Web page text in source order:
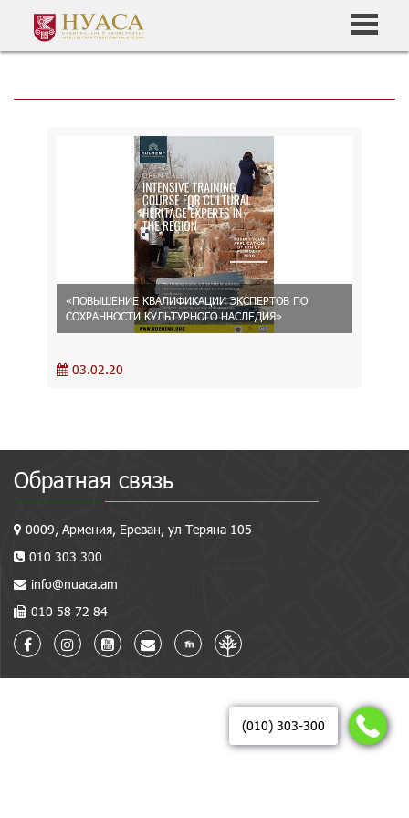
(010) 303-300
«ПОВЫШЕНИЕ КВАЛИФИКАЦИИ ЭКСПЕРТОВ ПО
СОХРАННОСТИ КУЛЬТУРНОГО НАСЛЕДИЯ»
03.02.20
Обратная связь
0009, Армения, Ереван, ул Теряна 105
010 303 300
info@nuaca.am
010 58 72 84